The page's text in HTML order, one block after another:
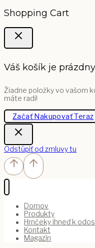
Shopping Cart
Váš košík je prázdny
Žiadne položky vo vašom
máte radi!
Začať Nakupovať Teraz
Odstúpiť od zmluvy tu
Domov
Produkty
Hrnčeky ihneď k
Kontakt
Magazín